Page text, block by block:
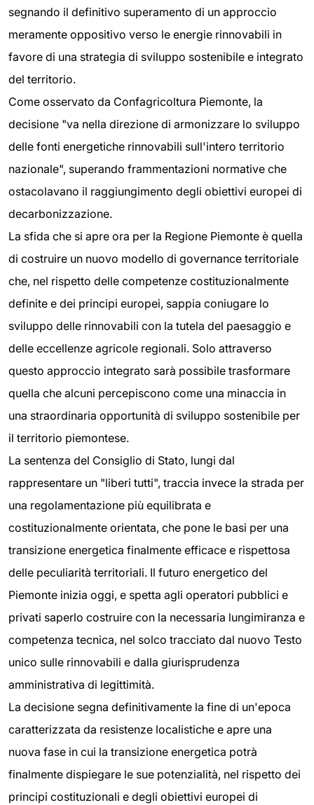
segnando il definitivo superamento di un approccio
meramente oppositivo verso le energie rinnovabili in
favore di una strategia di sviluppo sostenibile e integrato
del territorio.
Come osservato da Confagricoltura Piemonte, la
decisione "va nella direzione di armonizzare lo sviluppo
delle fonti energetiche rinnovabili sull'intero territorio
nazionale", superando frammentazioni normative che
ostacolavano il raggiungimento degli obiettivi europei di
decarbonizzazione.
La sfida che si apre ora per la Regione Piemonte è quella
di costruire un nuovo modello di governance territoriale
che, nel rispetto delle competenze costituzionalmente
definite e dei principi europei, sappia coniugare lo
sviluppo delle rinnovabili con la tutela del paesaggio e
delle eccellenze agricole regionali. Solo attraverso
questo approccio integrato sarà possibile trasformare
quella che alcuni percepiscono come una minaccia in
una straordinaria opportunità di sviluppo sostenibile per
il territorio piemontese.
La sentenza del Consiglio di Stato, lungi dal
rappresentare un "liberi tutti", traccia invece la strada per
una regolamentazione più equilibrata e
costituzionalmente orientata, che pone le basi per una
transizione energetica finalmente efficace e rispettosa
delle peculiarità territoriali. Il futuro energetico del
Piemonte inizia oggi, e spetta agli operatori pubblici e
privati saperlo costruire con la necessaria lungimiranza e
competenza tecnica, nel solco tracciato dal nuovo Testo
unico sulle rinnovabili e dalla giurisprudenza
amministrativa di legittimità.
La decisione segna definitivamente la fine di un'epoca
caratterizzata da resistenze localistiche e apre una
nuova fase in cui la transizione energetica potrà
finalmente dispiegare le sue potenzialità, nel rispetto dei
principi costituzionali e degli obiettivi europei di